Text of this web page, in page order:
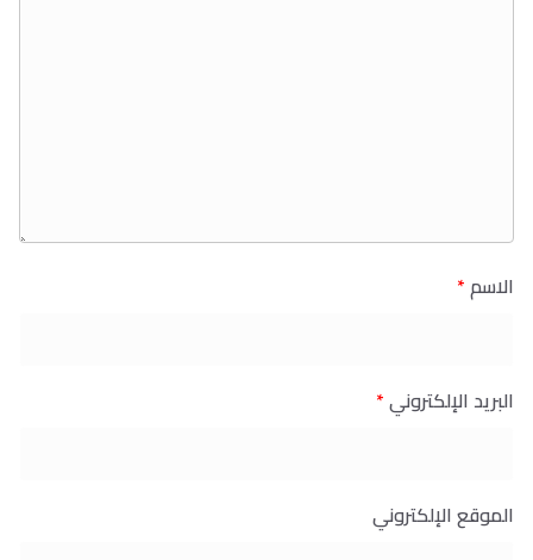
الاسم*
البريد الإلكتروني*
الموقع الإلكتروني